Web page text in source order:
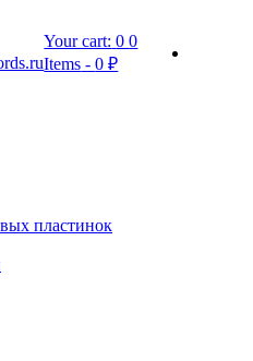
Your cart: 00
Items -0 ₽
пластинок